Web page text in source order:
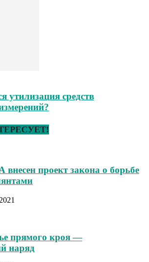
утилизация средств
проект закона о борьбе
прямого кроя —
наряд